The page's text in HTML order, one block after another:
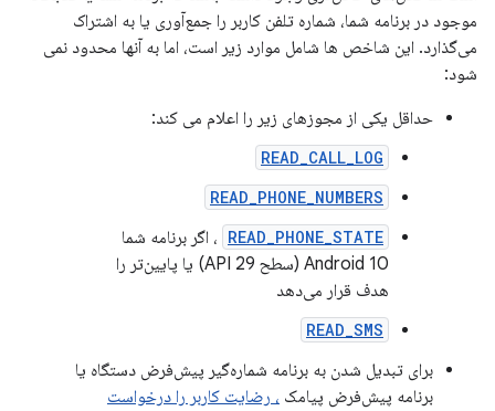
موجود در برنامه شما، شماره تلفن کاربر را جمع‌آوری یا به اشتراک
می‌گذارد. این شاخص ها شامل موارد زیر است، اما به آنها محدود نمی
شود:
حداقل یکی از مجوزهای زیر را اعلام می کند:
READ_CALL_LOG
READ_PHONE_NUMBERS
READ_PHONE_STATE ، اگر برنامه شما
Android 10 (سطح API 29) یا پایین‌تر را
هدف قرار می‌دهد
READ_SMS
برای تبدیل شدن به برنامه شماره‌گیر پیش‌فرض دستگاه یا
برنامه پیش‌فرض پیامک ، رضایت کاربر را درخواست